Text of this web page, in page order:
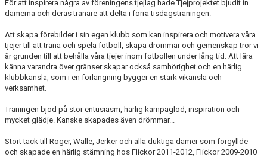
För att inspirera några av föreningens tjejlag hade Tjejprojektet bjudit in
damerna och deras tränare att delta i förra tisdagsträningen.
Att skapa förebilder i sin egen klubb som kan inspirera och motivera våra
tjejer till att träna och spela fotboll, skapa drömmar och gemenskap tror vi
är grunden till att behålla våra tjejer inom fotbollen under lång tid. Att lära
känna varandra över gränser skapar också samhörighet och en härlig
klubbkänsla, som i en förlängning bygger en stark vikänsla och
verksamhet.
Träningen bjöd på stor entusiasm, härlig kämpaglöd, inspiration och
mycket glädje. Kanske skapades även drömmar...
Stort tack till Roger, Walle, Jerker och alla duktiga damer som förgyllde
och skapade en härlig stämning hos Flickor 2011-2012, Flickor 2009-2010